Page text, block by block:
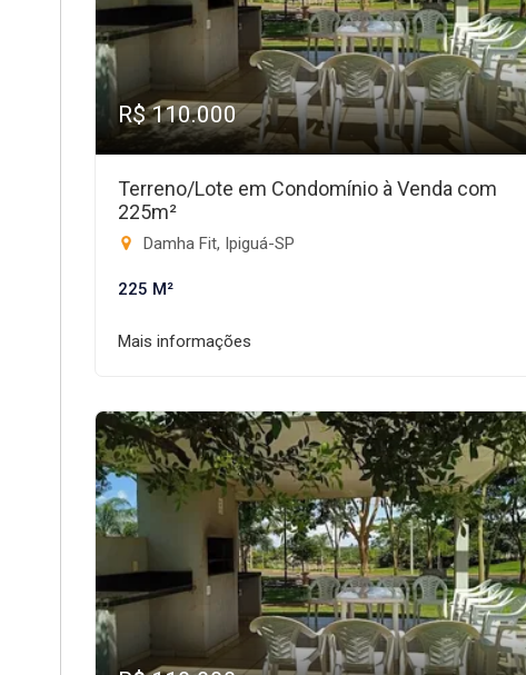
R$ 110.000
Terreno/Lote em Condomínio à Venda com
225m²
Damha Fit, Ipiguá-SP
225 M²
Mais informações